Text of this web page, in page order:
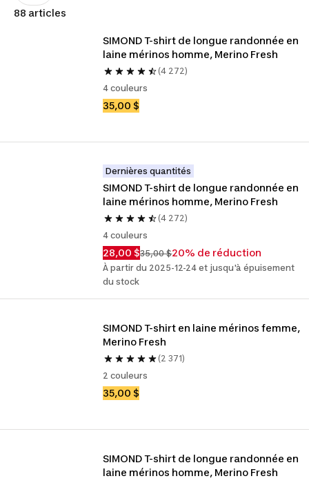
88 articles
SIMOND T-shirt de longue randonnée en
laine mérinos homme, Merino Fresh
(4 272)
4 couleurs
35,00 $
Dernières quantités
SIMOND T-shirt de longue randonnée en
laine mérinos homme, Merino Fresh
(4 272)
4 couleurs
28,00 $35,00 $20% de réduction
À partir du 2025-12-24 et jusqu'à épuisement
du stock
SIMOND T-shirt en laine mérinos femme,
Merino Fresh
(2 371)
2 couleurs
35,00 $
SIMOND T-shirt de longue randonnée en
laine mérinos homme, Merino Fresh